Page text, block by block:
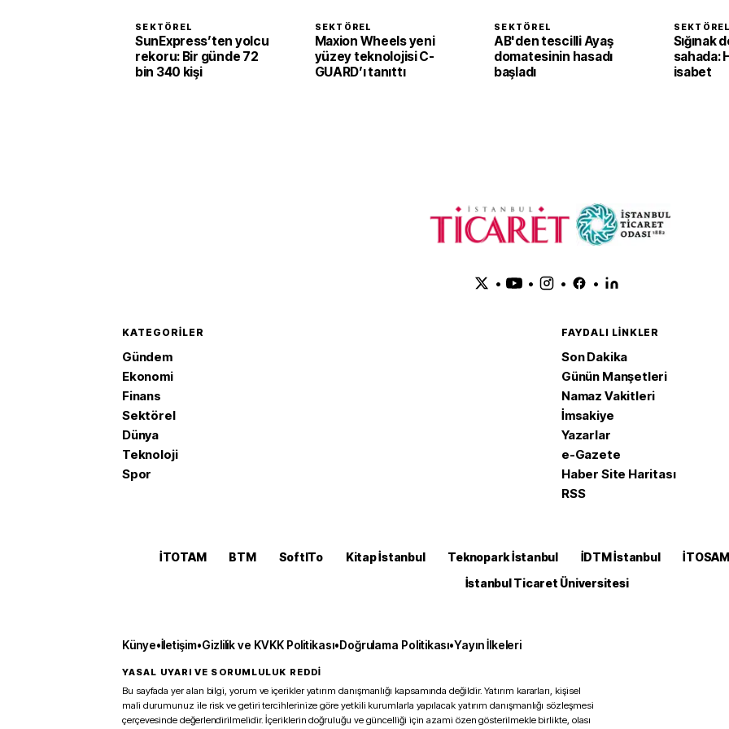
SEKTÖREL
SunExpress’ten yolcu
rekoru: Bir günde 72
bin 340 kişi
SEKTÖREL
Maxion Wheels yeni
yüzey teknolojisi C-
GUARD’ı tanıttı
SEKTÖREL
AB'den tescilli Ayaş
domatesinin hasadı
başladı
SEKTÖREL
Sığınak
sahada:
isabet
• • • •
KATEGORILER
Gündem
Ekonomi
Finans
Sektörel
Dünya
Teknoloji
Spor
FAYDALI LINKLER
Son Dakika
Günün Manşetleri
Namaz Vakitleri
İmsakiye
Yazarlar
e-Gazete
Haber Site Haritası
RSS
İTOTAM BTM SoftITo Kitap İstanbul Teknopark İstanbul İDTM İstanbul İTOSAM
İstanbul Ticaret Üniversitesi
Künye•İletişim•Gizlilik ve KVKK Politikası•Doğrulama Politikası•Yayın İlkeleri
YASAL UYARI VE SORUMLULUK REDDİ
Bu sayfada yer alan bilgi, yorum ve içerikler yatırım danışmanlığı kapsamında değildir. Yatırım kararları, kişisel
mali durumunuz ile risk ve getiri tercihlerinize göre yetkili kurumlarla yapılacak yatırım danışmanlığı sözleşmesi
çerçevesinde değerlendirilmelidir. İçeriklerin doğruluğu ve güncelliği için azami özen gösterilmekle birlikte, olası